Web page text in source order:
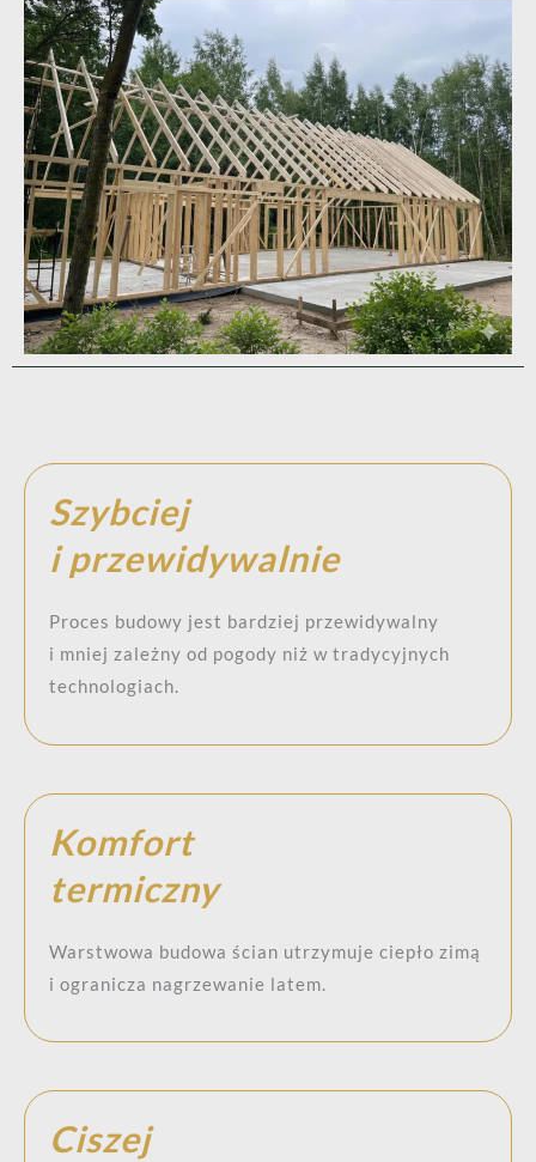
Szybciej
i przewidywalnie
Proces budowy jest bardziej przewidywalny
i mniej zależny od pogody niż w tradycyjnych
technologiach.
Komfort
termiczny
Warstwowa budowa ścian utrzymuje ciepło zimą
i ogranicza nagrzewanie latem.
Ciszej